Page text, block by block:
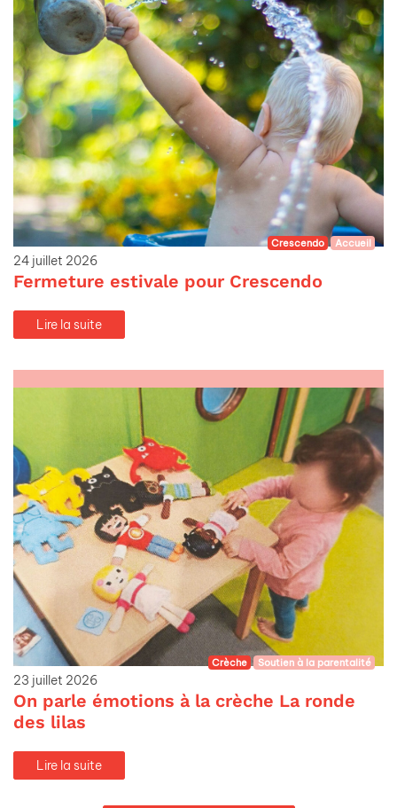
Crescendo Accueil
24 juillet 2026
Fermeture estivale pour Crescendo
Lire la suite
Crèche Soutien à la parentalité
23 juillet 2026
On parle émotions à la crèche La ronde
des lilas
Lire la suite